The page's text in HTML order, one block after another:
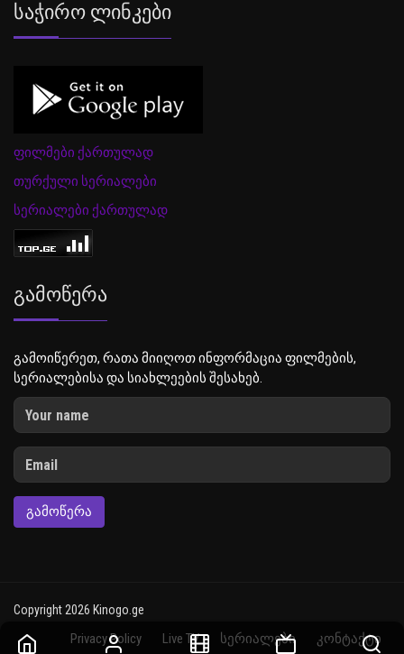
Საჭირო Ლინკები
ფილმები ქართულად
თურქული სერიალები
სერიალები ქართულად
Გამოწერა
გამოიწერეთ, რათა მიიღოთ ინფორმაცია ფილმების,
სერიალებისა და სიახლეების შესახებ.
ᲒᲐᲛᲝᲬᲔᲠᲐ
Copyright 2026 Kinogo.ge
Privacy Policy Live TV სერიალები კონტაქტი